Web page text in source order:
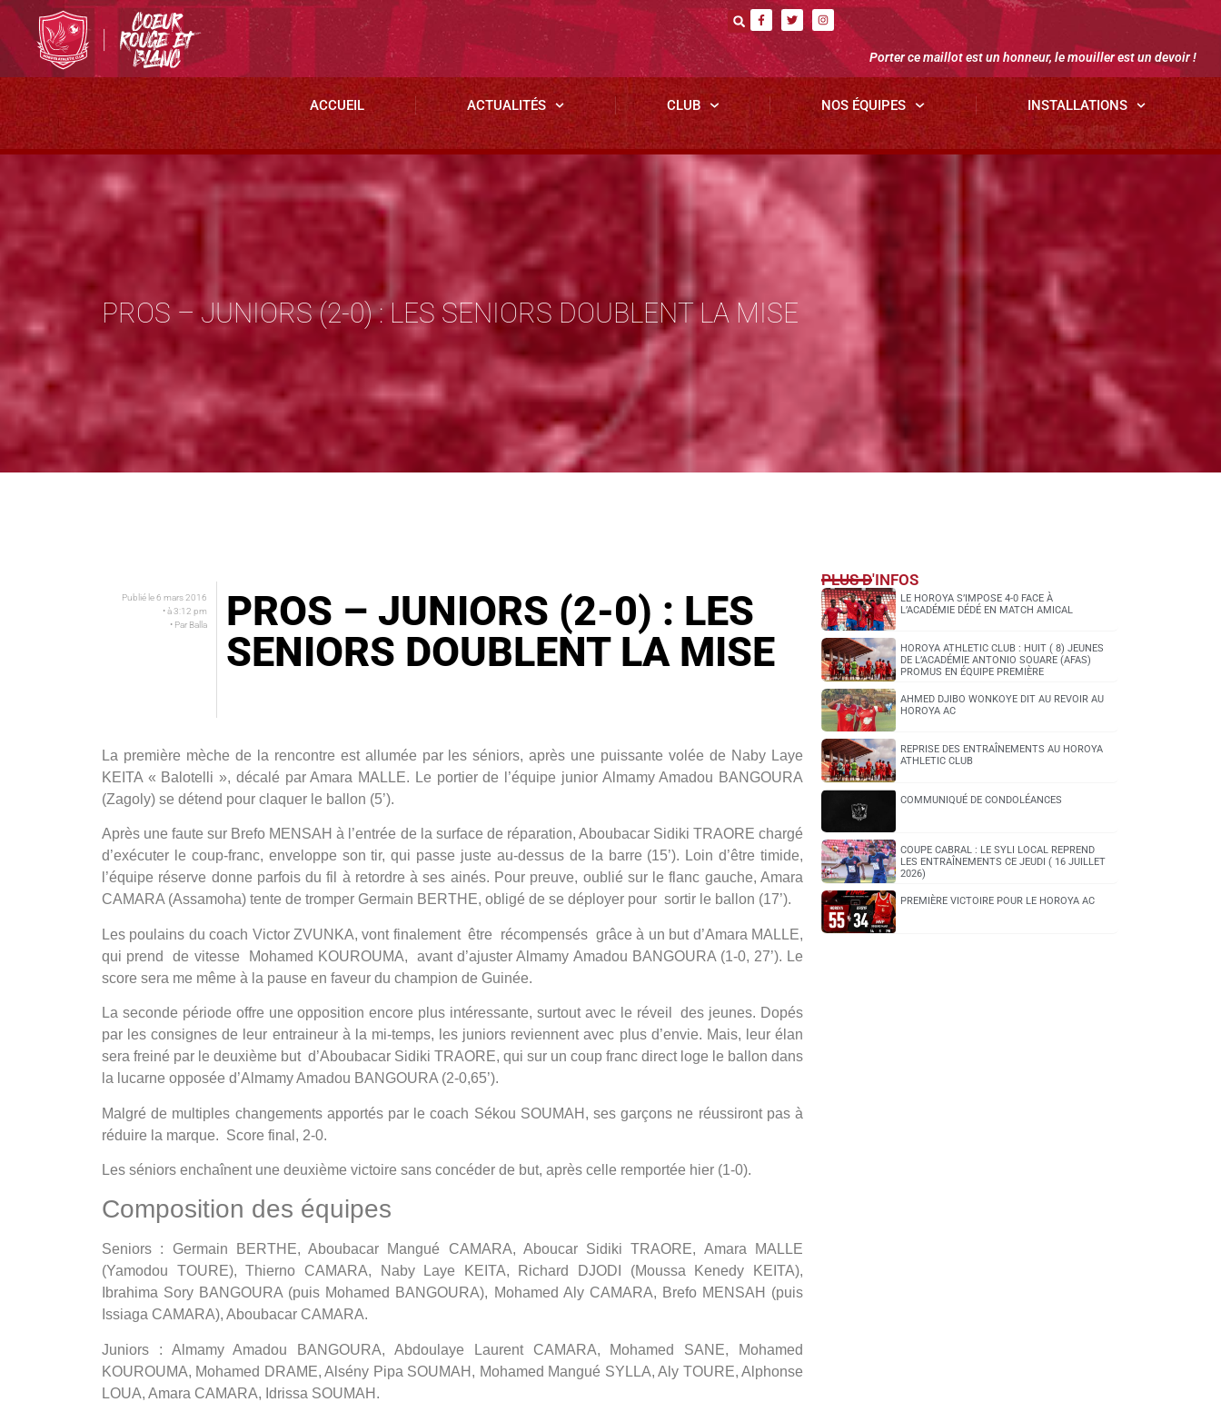
Porter ce maillot est un honneur, le mouiller est un devoir !
ACCUEIL ACTUALITÉS CLUB NOS ÉQUIPES INSTALLATIONS
PROS – JUNIORS (2-0) : LES SENIORS DOUBLENT LA MISE
Publié le6 mars 2016
• à3:12 pm
• ParBalla
PROS – JUNIORS (2-0) : LES
SENIORS DOUBLENT LA MISE
La première mèche de la rencontre est allumée par les séniors, après une puissante volée de Naby Laye
KEITA « Balotelli », décalé par Amara MALLE. Le portier de l’équipe junior Almamy Amadou BANGOURA
(Zagoly) se détend pour claquer le ballon (5’).
Après une faute sur Brefo MENSAH à l’entrée de la surface de réparation, Aboubacar Sidiki TRAORE chargé
d’exécuter le coup-franc, enveloppe son tir, qui passe juste au-dessus de la barre (15’). Loin d’être timide,
l’équipe réserve donne parfois du fil à retordre à ses ainés. Pour preuve, oublié sur le flanc gauche, Amara
CAMARA (Assamoha) tente de tromper Germain BERTHE, obligé de se déployer pour sortir le ballon (17’).
Les poulains du coach Victor ZVUNKA, vont finalement être récompensés grâce à un but d’Amara MALLE,
qui prend de vitesse Mohamed KOUROUMA, avant d’ajuster Almamy Amadou BANGOURA (1-0, 27’). Le
score sera me même à la pause en faveur du champion de Guinée.
La seconde période offre une opposition encore plus intéressante, surtout avec le réveil des jeunes. Dopés
par les consignes de leur entraineur à la mi-temps, les juniors reviennent avec plus d’envie. Mais, leur élan
sera freiné par le deuxième but d’Aboubacar Sidiki TRAORE, qui sur un coup franc direct loge le ballon dans
la lucarne opposée d’Almamy Amadou BANGOURA (2-0,65’).
Malgré de multiples changements apportés par le coach Sékou SOUMAH, ses garçons ne réussiront pas à
réduire la marque. Score final, 2-0.
Les séniors enchaînent une deuxième victoire sans concéder de but, après celle remportée hier (1-0).
Composition des équipes
Seniors : Germain BERTHE, Aboubacar Mangué CAMARA, Aboucar Sidiki TRAORE, Amara MALLE
(Yamodou TOURE), Thierno CAMARA, Naby Laye KEITA, Richard DJODI (Moussa Kenedy KEITA),
Ibrahima Sory BANGOURA (puis Mohamed BANGOURA), Mohamed Aly CAMARA, Brefo MENSAH (puis
Issiaga CAMARA), Aboubacar CAMARA.
Juniors : Almamy Amadou BANGOURA, Abdoulaye Laurent CAMARA, Mohamed SANE, Mohamed
KOUROUMA, Mohamed DRAME, Alsény Pipa SOUMAH, Mohamed Mangué SYLLA, Aly TOURE, Alphonse
LOUA, Amara CAMARA, Idrissa SOUMAH.
PLUS D'INFOS
LE HOROYA S’IMPOSE 4-0 FACE À
L’ACADÉMIE DÉDÉ EN MATCH AMICAL
HOROYA ATHLETIC CLUB : HUIT ( 8) JEUNES
DE L’ACADÉMIE ANTONIO SOUARE (AFAS)
PROMUS EN ÉQUIPE PREMIÈRE
AHMED DJIBO WONKOYE DIT AU REVOIR AU
HOROYA AC
REPRISE DES ENTRAÎNEMENTS AU HOROYA
ATHLETIC CLUB
COMMUNIQUÉ DE CONDOLÉANCES
COUPE CABRAL : LE SYLI LOCAL REPREND
LES ENTRAÎNEMENTS CE JEUDI ( 16 JUILLET
2026)
PREMIÈRE VICTOIRE POUR LE HOROYA AC